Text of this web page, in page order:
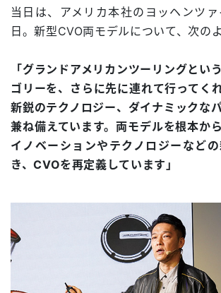
当日は、アメリカ本社のヨッヘンツ
日。新型CVO両モデルについて、次の
「グランドアメリカンツーリングとい
ゴリーを、さらに先に連れて行ってく
新鋭のテクノロジー、ダイナミックな
兼ね備えています。両モデルを根本か
イノベーションやテクノロジーなど
き、CVOを再定義しています」